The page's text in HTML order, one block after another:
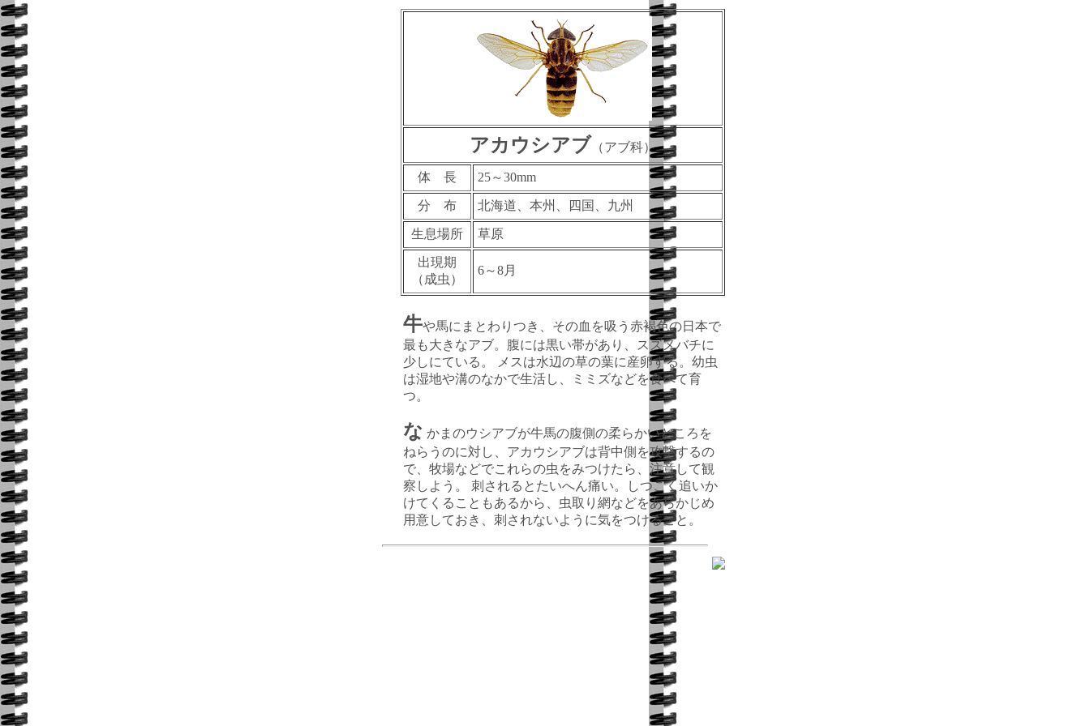
アカウシアブ （アブ科）
体 長 25～30mm
分 布 北海道、本州、四国、九州
生息場所 草原
出現期
（成虫）
6～8月
牛や馬にまとわりつき、その血を吸う赤褐色の日本で
最も大きなアブ。腹には黒い帯があり、スズメバチに
少しにている。 メスは水辺の草の葉に産卵する。幼虫
は湿地や溝のなかで生活し、ミミズなどを食べて育
つ。
な かまのウシアブが牛馬の腹側の柔らかいところを
ねらうのに対し、アカウシアブは背中側を攻撃するの
で、牧場などでこれらの虫をみつけたら、注意して観
察しよう。 刺されるとたいへん痛い。しつこく追いか
けてくることもあるから、虫取り網などをあらかじめ
用意しておき、刺されないように気をつけること。